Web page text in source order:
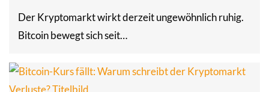
Der Kryptomarkt wirkt derzeit ungewöhnlich ruhig.
Bitcoin bewegt sich seit…